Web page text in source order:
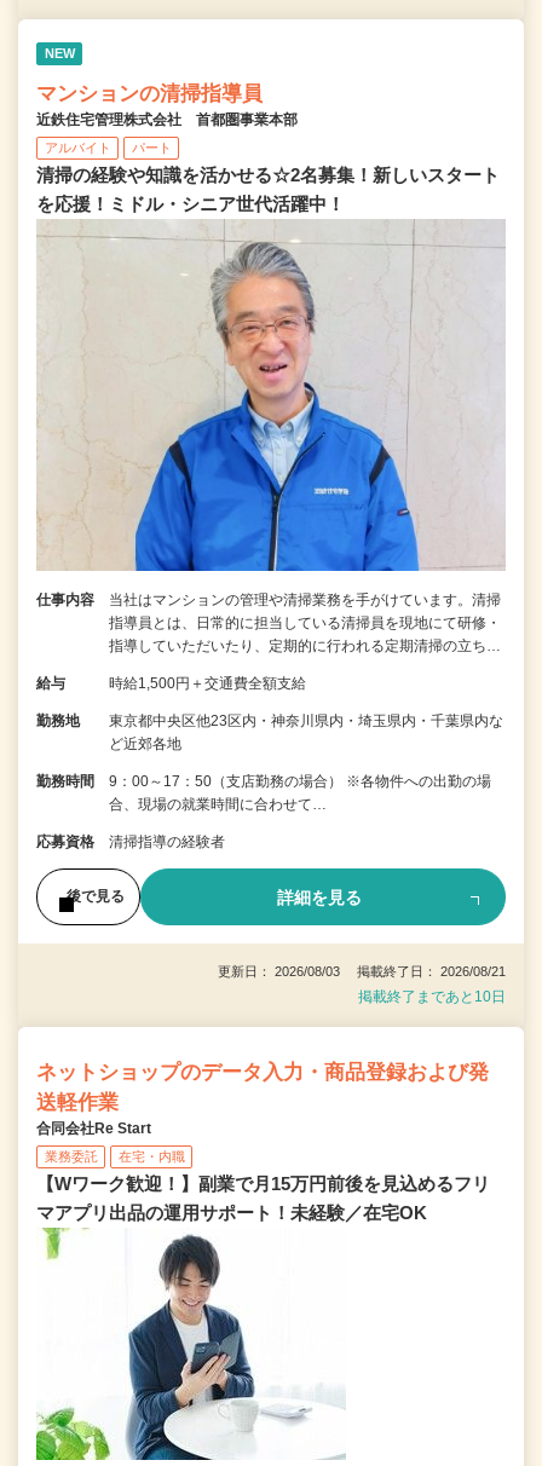
NEW
マンションの清掃指導員
近鉄住宅管理株式会社 首都圏事業本部
アルバイト パート
清掃の経験や知識を活かせる☆2名募集！新しいスタート
を応援！ミドル・シニア世代活躍中！
仕事内容
当社はマンションの管理や清掃業務を手がけています。清掃
指導員とは、日常的に担当している清掃員を現地にて研修・
指導していただいたり、定期的に行われる定期清掃の立ち…
給与 時給1,500円＋交通費全額支給
勤務地
東京都中央区他23区内・神奈川県内・埼玉県内・千葉県内な
ど近郊各地
勤務時間
9：00～17：50（支店勤務の場合） ※各物件への出勤の場
合、現場の就業時間に合わせて…
応募資格 清掃指導の経験者
後で見る 詳細を見る
更新日： 2026/08/03 掲載終了日： 2026/08/21
掲載終了まであと10日
ネットショップのデータ入力・商品登録および発
送軽作業
合同会社Re Start
業務委託 在宅・内職
【Wワーク歓迎！】副業で月15万円前後を見込めるフリ
マアプリ出品の運用サポート！未経験／在宅OK